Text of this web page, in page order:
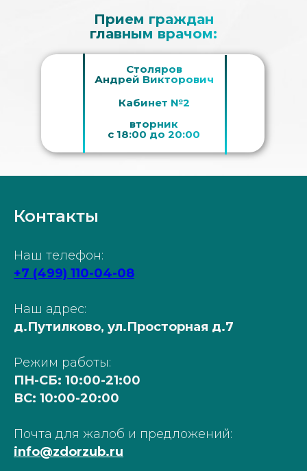
Прием граждан
главным врачом:
Столяров
Андрей Викторович
вторник
с 18:00 до 20:00
Кабинет №2
Контакты
Наш телефон:
+7 (499) 110-04-08
Наш адрес:
д.Путилково, ул.Просторная д.7
Режим работы:
ПН-СБ: 10:00-21:00
ВС: 10:00-20:00
Почта для жалоб и предложений:
info@zdorzub.ru